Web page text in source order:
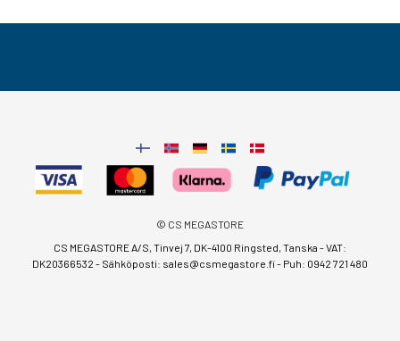
© CS MEGASTORE
CS MEGASTORE A/S, Tinvej 7, DK-4100 Ringsted, Tanska - VAT:
DK20366532 - Sähköposti: sales@csmegastore.fi- Puh: 0942 721 480